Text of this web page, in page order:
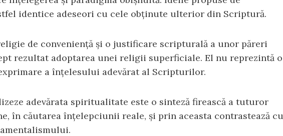
identice adeseori cu cele obținute ulterior din Scriptură.
de conveniență și o justificare scripturală a unor păreri
rezultat adoptarea unei religii superficiale. El nu reprezintă o
a înțelesului adevărat al Scripturilor.
adevărata spiritualitate este o sinteză firească a tuturor
în căutarea înțelepciunii reale, și prin aceasta contrastează cu